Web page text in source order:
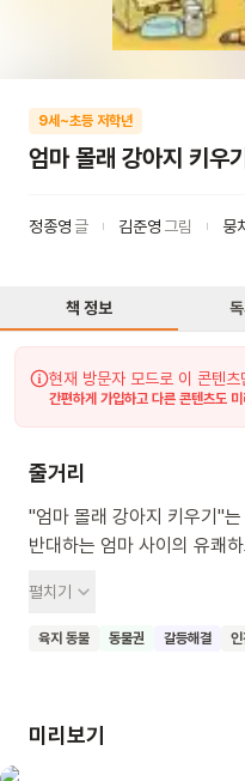
9세~초등 저학년
엄마 몰래 강아지 키우기
정종영 글 김준영 그림 뭉
책 정보
현재 방문자 모드로 이 콘텐
간편하게 가입하고 다른 콘텐츠도
줄거리
"엄마 몰래 강아지 키우기"
반대하는 엄마 사이의 유쾌
배려를 배우게 될 거예요. 또
사랑과 이해를 깊이 느낄 수
펼치기
육지 동물 동물권 갈등해결
미리보기